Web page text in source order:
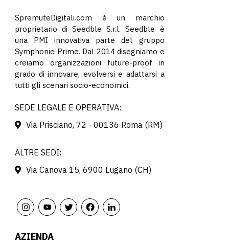
SpremuteDigitali.com è un marchio
proprietario di Seedble S.r.l. Seedble è
una PMI innovativa parte del gruppo
Symphonie Prime. Dal 2014 disegniamo e
creiamo organizzazioni future-proof in
grado di innovare, evolversi e adattarsi a
tutti gli scenari socio-economici.
SEDE LEGALE E OPERATIVA:
Via Prisciano, 72 - 00136 Roma (RM)
ALTRE SEDI:
Via Canova 15, 6900 Lugano (CH)
AZIENDA